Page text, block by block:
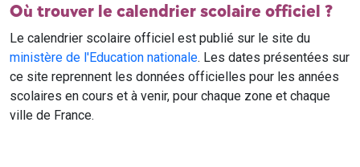
Où trouver le calendrier scolaire officiel ?
Le calendrier scolaire officiel est publié sur le site du
ministère de l'Education nationale. Les dates présentées sur
ce site reprennent les données officielles pour les années
scolaires en cours et à venir, pour chaque zone et chaque
ville de France.